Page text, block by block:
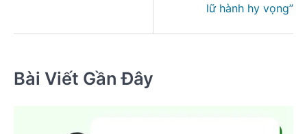
lữ hành hy vọng”
Bài Viết Gần Đây